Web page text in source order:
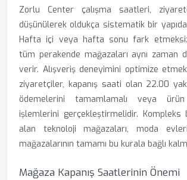
Zorlu Center çalışma saatleri,
düşünülerek oldukça sistematik bir yapıda
Hafta içi veya hafta sonu fark
tüm perakende mağazaları aynı zaman
verir. Alışveriş deneyimini optimize
ziyaretçiler, kapanış saati olan 22.00
ödemelerini tamamlamalı veya
işlemlerini gerçekleştirmelidir. Kompleks
alan teknoloji mağazaları, moda
mağazalarının tamamı bu kurala bağlı
Mağaza Kapanış Saatlerinin Önemi